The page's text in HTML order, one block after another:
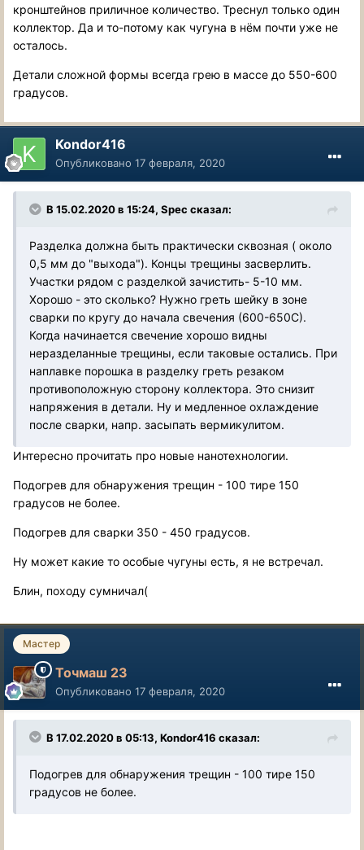
кронштейнов приличное количество. Треснул только один
коллектор. Да и то-потому как чугуна в нём почти уже не
осталось.
Детали сложной формы всегда грею в массе до 550-600
градусов.
Kondor416
Опубликовано 17 февраля, 2020
В 15.02.2020 в 15:24, Spec сказал:
Разделка должна быть практически сквозная ( около
0,5 мм до "выхода"). Концы трещины засверлить.
Участки рядом с разделкой зачистить- 5-10 мм.
Хорошо - это сколько? Нужно греть шейку в зоне
сварки по кругу до начала свечения (600-650С).
Когда начинается свечение хорошо видны
неразделанные трещины, если таковые остались. При
наплавке порошка в разделку греть резаком
противоположную сторону коллектора. Это снизит
напряжения в детали. Ну и медленное охлаждение
после сварки, напр. засыпать вермикулитом.
Интересно прочитать про новые нанотехнологии.
Подогрев для обнаружения трещин - 100 тире 150
градусов не более.
Подогрев для сварки 350 - 450 градусов.
Ну может какие то особые чугуны есть, я не встречал.
Блин, походу сумничал(
Мастер
Точмаш 23
Опубликовано 17 февраля, 2020
В 17.02.2020 в 05:13, Kondor416 сказал:
Подогрев для обнаружения трещин - 100 тире 150
градусов не более.